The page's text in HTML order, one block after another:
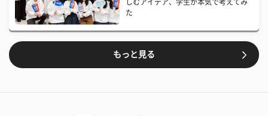
しむアイデア、学生が本気で考えてみ
た
もっと見る